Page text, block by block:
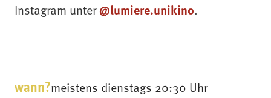
Instagram unter@lumiere.unikino.
wann?meistens dienstags 20:30 Uhr